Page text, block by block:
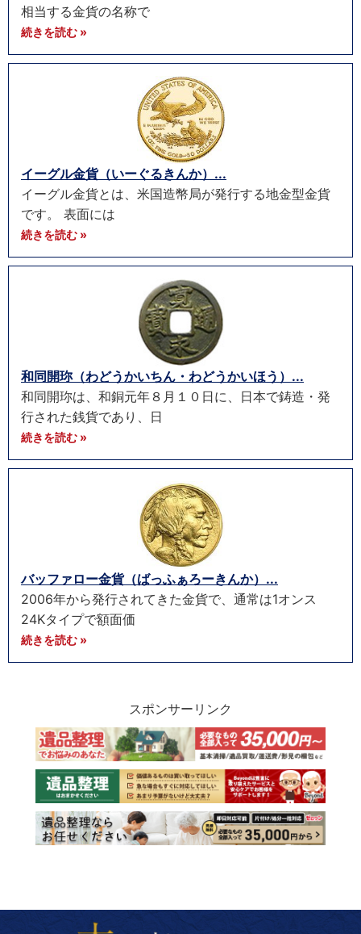
相当する金貨の名称で
続きを読む »
イーグル金貨（いーぐるきんか）...
イーグル金貨とは、米国造幣局が発行する地金型金貨
です。 表面には
続きを読む »
和同開珎（わどうかいちん・わどうかいほう）...
和同開珎は、和銅元年８月１０日に、日本で鋳造・発
行された銭貨であり、日
続きを読む »
バッファロー金貨（ばっふぁろーきんか）...
2006年から発行されてきた金貨で、通常は1オンス
24Kタイプで額面価
続きを読む »
スポンサーリンク